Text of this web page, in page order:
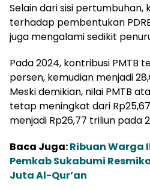
Selain dari sisi pertumbuhan,
terhadap pembentukan
juga mengalami sedikit
Pada 2024, kontribusi PMTB
persen, kemudian menjadi
Meski demikian, nilai PMTB
tetap meningkat dari
menjadi Rp26,77 triliun pada
Baca Juga:Ribuan Warga
Pemkab Sukabumi
Juta Al-Qur’an